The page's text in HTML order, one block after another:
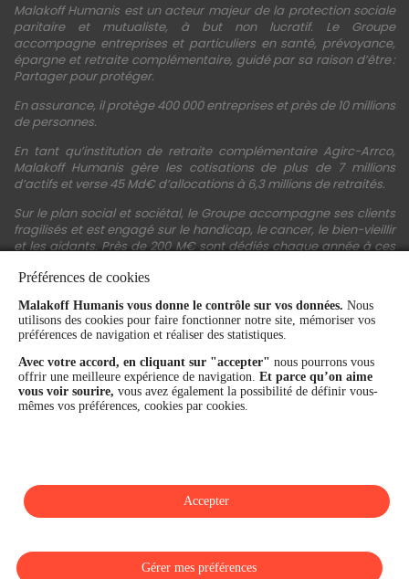
Malakoff Humanis est un acteur majeur de la protection sociale
paritaire et mutualiste, à but non lucratif. Le Groupe
accompagne entreprises et particuliers en santé, prévoyance,
épargne et retraite complémentaire, guidé par sa raison d’être :
Partager pour protéger.
En assurance, il protège 400 000 entreprises et près de 10 millions
de personnes.
En tant qu’institution de retraite complémentaire Agirc-Arrco,
Malakoff Humanis gère les cotisations de plus de 7 millions
d’actifs et verse 45 Md€ d’allocations à 6,3 millions de retraités.
Sur le plan social et sociétal, le Groupe accompagne ses clients
fragilisés et est engagé sur le handicap, le cancer, le bien-vieillir
et les aidants. Près de 200 M€ sont dédiés chaque année à ces
financière et la performance du Groupe sont confirmées par une
notation A+ attribuée depuis 4 ans par S&P Global Ratings et
Fitch Ratings. Sur les plans extra-financiers, Malakoff Humanis
figure parmi les 2% des entreprises les mieux notées au monde
en matière de critères RSE (Ecovadis, niveau Gold - 81/100 en
2026). Enfin, Malakoff Humanis est certifié Top Employer France
par le Top Employers Institute depuis 3 ans.
Préférences de cookies
Malakoff Humanis vous donne le contrôle sur vos données. Nous
utilisons des cookies pour faire fonctionner notre site, mémoriser vos
préférences de navigation et réaliser des statistiques.
Avec votre accord, en cliquant sur "accepter" nous pourrons vous
offrir une meilleure expérience de navigation. Et parce qu’on aime
vous voir sourire, vous avez également la possibilité de définir vous-
mêmes vos préférences, cookies par cookies.
Gérer mes préférences
Accepter